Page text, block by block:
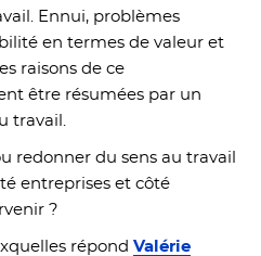
Ennui, problèmes
en termes de valeur et
raisons de ce
être résumées par un
travail.
redonner du sens au travail
entreprises et côté
?
répondValérie